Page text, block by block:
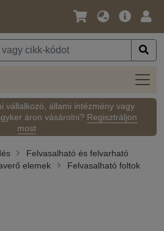
Nyelv
Pénznem
Fő
vállalkozó, állami intézmény vagy
áron vásárolni? Regisztráljon
most
Felvasalható és felvarható
elemek
Felvasalható foltok